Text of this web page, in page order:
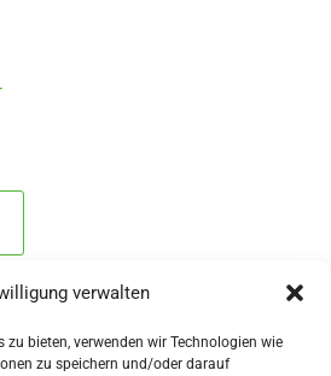
verwalten
bieten, verwenden wir Technologien wie
zu speichern und/oder darauf
Dieses
mehrere
Varianten
auf.